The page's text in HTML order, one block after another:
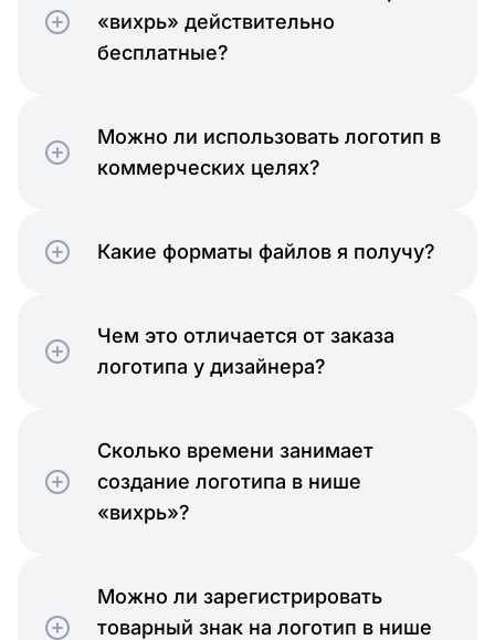
«вихрь» действительно
бесплатные?
Можно ли использовать логотип в
коммерческих целях?
Какие форматы файлов я получу?
Чем это отличается от заказа
логотипа у дизайнера?
Сколько времени занимает
создание логотипа в нише
«вихрь»?
Можно ли зарегистрировать
товарный знак на логотип в нише